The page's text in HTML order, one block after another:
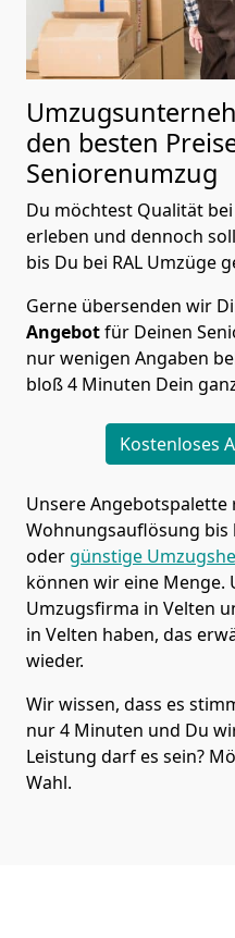
den besten
Seniorenumzug
Du möchtest Qualität
erleben und dennoch
bis Du bei RAL Umzüge
Gerne übersenden wir
Angebotfür Deinen
nur wenigen Angaben
bloß 4 Minuten Dein
Kostenloses
Unsere
Wohnungsauflösung bis
odergünstige
können wir eine Menge.
Umzugsfirma in Velten
in Velten haben, das
wieder.
Wir wissen, dass es
nur 4 Minuten und Du
Leistung darf es sein?
Wahl.